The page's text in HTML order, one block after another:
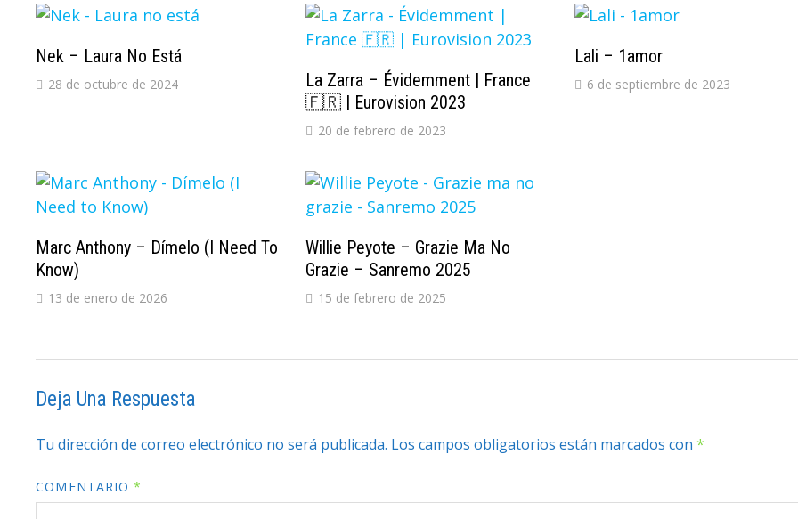
Nek – Laura No Está
28 de octubre de 2024
La Zarra – Évidemment | France
🇫🇷 | Eurovision 2023
20 de febrero de 2023
Lali – 1amor
6 de septiembre de 2023
Marc Anthony – Dímelo (I Need To
Know)
13 de enero de 2026
Willie Peyote – Grazie Ma No
Grazie – Sanremo 2025
15 de febrero de 2025
Deja Una Respuesta
Tu dirección de correo electrónico no será publicada. Los campos obligatorios están marcados con*
COMENTARIO*